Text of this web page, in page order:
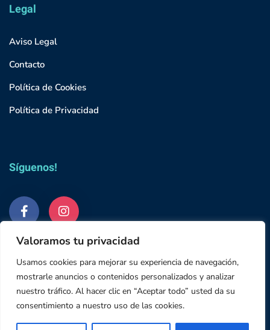
Valoramos tu privacidad
Usamos cookies para mejorar su experiencia de navegación,
mostrarle anuncios o contenidos personalizados y analizar
nuestro tráfico. Al hacer clic en “Aceptar todo” usted da su
consentimiento a nuestro uso de las cookies.
Legal
Aviso Legal
Contacto
Política de Cookies
Política de Privacidad
Síguenos!
© 2023 Grupo Studium
645 18 64 48 Email: info@abyssclinica.es